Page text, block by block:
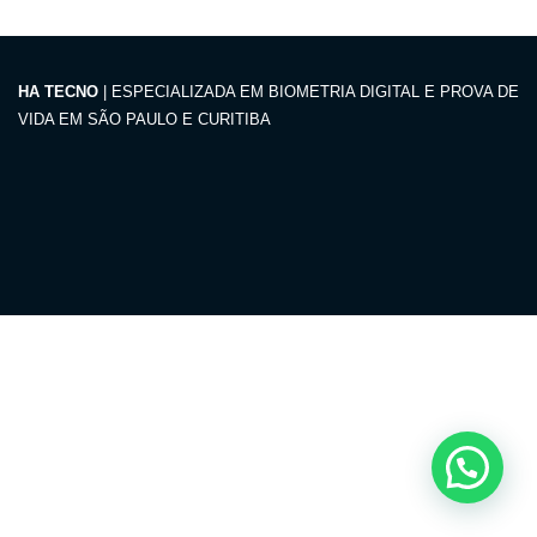
HA TECNO | ESPECIALIZADA EM BIOMETRIA DIGITAL E PROVA DE
VIDA EM SÃO PAULO E CURITIBA